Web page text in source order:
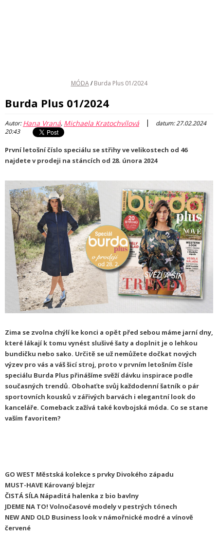
MÓDA / Burda Plus 01/2024
Burda Plus 01/2024
Autor:Hana Vraná, Michaela Kratochvílová |
datum: 27.02.2024
20:43
První letošní číslo speciálu se střihy ve velikostech od 46
najdete v prodeji na stáncích od 28. února 2024
Zima se zvolna chýlí ke konci a opět před sebou máme jarní dny,
které lákají k tomu vynést slušivé šaty a doplnit je o lehkou
bundičku nebo sako. Určitě se už nemůžete dočkat nových
výzev pro vás a váš šicí stroj, proto v prvním letošním čísle
speciálu Burda Plus přinášíme svěží dávku inspirace podle
současných trendů. Obohaťte svůj každodenní šatník o pár
sportovních kousků v zářivých barvách i elegantní look do
kanceláře. Comeback zažívá také kovbojská móda. Co se stane
vaším favoritem?
GO WEST Městská kolekce s prvky Divokého západu
MUST-HAVE Károvaný blejzr
ČISTÁ SÍLA Nápaditá halenka z bio bavlny
JDEME NA TO! Volnočasové modely v pestrých tónech
NEW AND OLD Business look v námořnické modré a vínově
červené